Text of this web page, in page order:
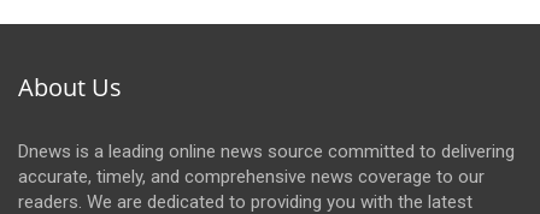
About Us
Dnews is a leading online news source committed to delivering
accurate, timely, and comprehensive news coverage to our
readers. We are dedicated to providing you with the latest